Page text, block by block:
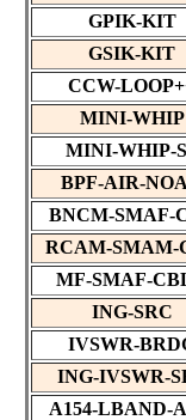
GPIK-KIT
GSIK-KIT
CCW-
MINI-WHIP
MINI-WHIP-
BPF-AIR-
BNCM-SMAF-
RCAM-SMAM-
MF-SMAF-
ING-SRC
IVSWR-
ING-IVSWR-
A154-LBAND-